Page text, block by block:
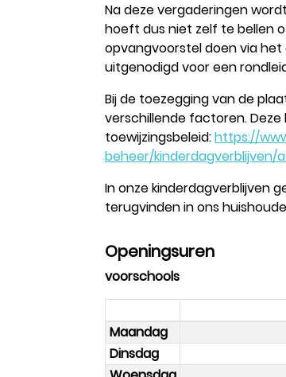
Na deze vergaderingen
hoeft dus niet zelf te bellen
opvangvoorstel doen via het
uitgenodigd voor een
Bij de toezegging van de
verschillende factoren. Deze
toewijzingsbeleid:https://
beheer/kinderdagverblijven/
In onze kinderdagverblijven
terugvinden in ons
Openingsuren
voorschools
Maandag
Dinsdag